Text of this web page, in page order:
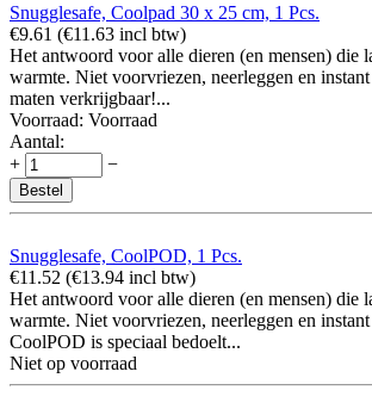
Snugglesafe, Coolpad 30 x 25 cm, 1 Pcs.
€9.61 (€11.63 incl btw)
Het antwoord voor alle dieren (en mensen) die
warmte. Niet voorvriezen, neerleggen en
maten verkrijgbaar!...
Voorraad: Voorraad
Aantal:
+
−
Bestel
Snugglesafe, CoolPOD, 1 Pcs.
€11.52 (€13.94 incl btw)
Het antwoord voor alle dieren (en mensen) die
warmte. Niet voorvriezen, neerleggen en
CoolPOD is speciaal bedoelt...
Niet op voorraad